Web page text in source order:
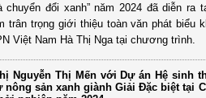
đổi xanh” năm 2024 đã diễn ra
trân trọng giới thiệu toàn văn phát biểu
Việt Nam Hà Thị Nga tại chương trình.
Nguyễn Thị Mến với Dự án Hệ sinh
nông sản xanh giành Giải Đặc biệt tại